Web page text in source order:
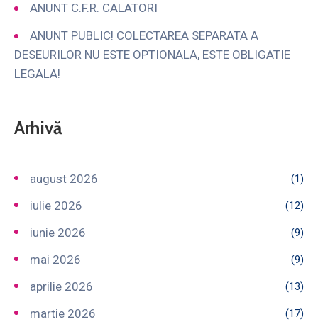
ANUNT C.F.R. CALATORI
ANUNT PUBLIC! COLECTAREA SEPARATA A
DESEURILOR NU ESTE OPTIONALA, ESTE OBLIGATIE
LEGALA!
Arhivă
august 2026 (1)
iulie 2026 (12)
iunie 2026 (9)
mai 2026 (9)
aprilie 2026 (13)
martie 2026 (17)